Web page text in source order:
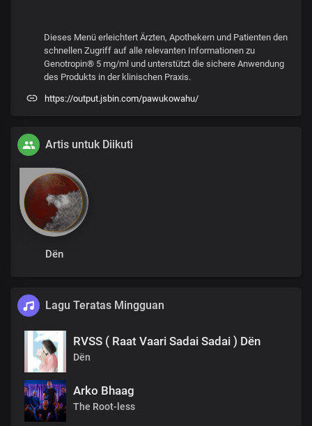
Dieses Menü erleichtert Ärzten, Apothekern und Patienten den
schnellen Zugriff auf alle relevanten Informationen zu
Genotropin® 5 mg/ml und unterstützt die sichere Anwendung
des Produkts in der klinischen Praxis.
https://output.jsbin.com/pawukowahu/
Artis untuk Diikuti
Dën
Lagu Teratas Mingguan
RVSS ( Raat Vaari Sadai Sadai ) Dën
Dën
Arko Bhaag
The Root-less